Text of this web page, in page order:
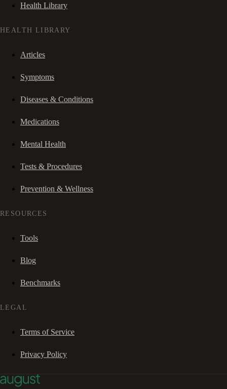
Health Library
HEALTH LIBRARY
Articles
Symptoms
Diseases & Conditions
Medications
Mental Health
Tests & Procedures
Prevention & Wellness
RESOURCES
Tools
Blog
Benchmarks
LEGAL
Terms of Service
Privacy Policy